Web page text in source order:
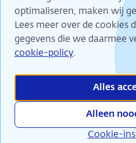
optimaliseren, maken wij
Lees meer over de cookies
gegevens die we daarmee
cookie-policy.
Alles
Alleen
Cookie-
Wij maken ons sterk voor
dragen daarmee bij aan